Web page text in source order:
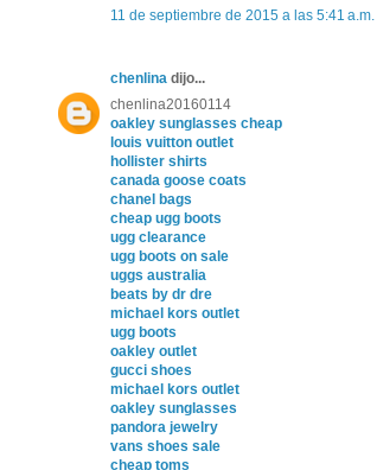
11 de septiembre de 2015 a las 5:41 a.m.
chenlina dijo...
chenlina20160114
oakley sunglasses cheap
louis vuitton outlet
hollister shirts
canada goose coats
chanel bags
cheap ugg boots
ugg clearance
ugg boots on sale
uggs australia
beats by dr dre
michael kors outlet
ugg boots
oakley outlet
gucci shoes
michael kors outlet
oakley sunglasses
pandora jewelry
vans shoes sale
cheap toms